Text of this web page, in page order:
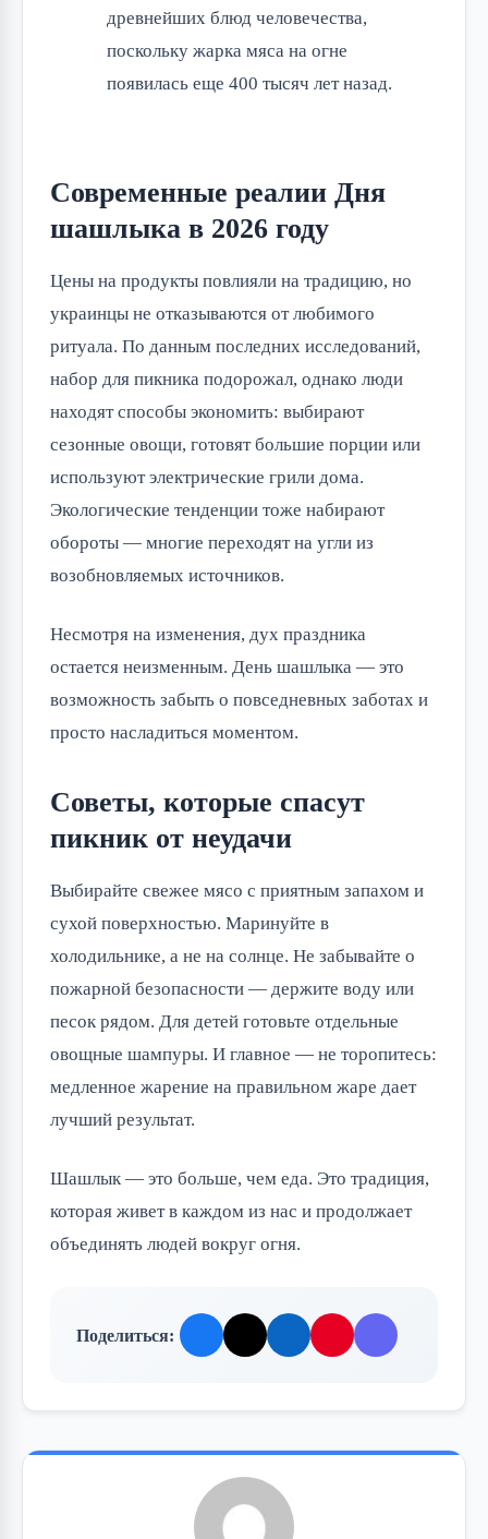
древнейших блюд человечества,
поскольку жарка мяса на огне
появилась еще 400 тысяч лет назад.
Современные реалии Дня
шашлыка в 2026 году
Цены на продукты повлияли на традицию, но
украинцы не отказываются от любимого
ритуала. По данным последних исследований,
набор для пикника подорожал, однако люди
находят способы экономить: выбирают
сезонные овощи, готовят большие порции или
используют электрические грили дома.
Экологические тенденции тоже набирают
обороты — многие переходят на угли из
возобновляемых источников.
Несмотря на изменения, дух праздника
остается неизменным. День шашлыка — это
возможность забыть о повседневных заботах и
просто насладиться моментом.
Советы, которые спасут
пикник от неудачи
Выбирайте свежее мясо с приятным запахом и
сухой поверхностью. Маринуйте в
холодильнике, а не на солнце. Не забывайте о
пожарной безопасности — держите воду или
песок рядом. Для детей готовьте отдельные
овощные шампуры. И главное — не торопитесь:
медленное жарение на правильном жаре дает
лучший результат.
Шашлык — это больше, чем еда. Это традиция,
которая живет в каждом из нас и продолжает
объединять людей вокруг огня.
Поделиться: